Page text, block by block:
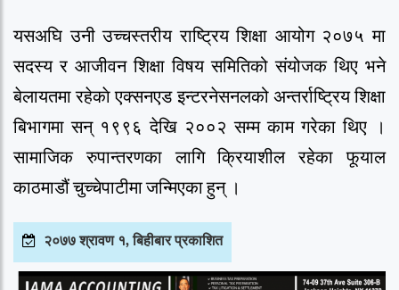
यसअघि उनी उच्चस्तरीय राष्ट्रिय शिक्षा आयोग २०७५ मा
सदस्य र आजीवन शिक्षा विषय समितिको संयोजक थिए भने
बेलायतमा रहेकाे एक्सनएड इन्टरनेसनलको अन्तर्राष्ट्रिय शिक्षा
बिभागमा सन् १९९६ देखि २००२ सम्म काम गरेका थिए ।
सामाजिक रुपान्तरणका लागि क्रियाशील रहेका फूयाल
काठमाडौं चुच्चेपाटीमा जन्मिएका हुन् ।
२०७७ श्रावण १, बिहीबार प्रकाशित